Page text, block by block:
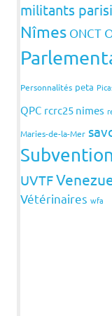
militants
Nîmes ONCT
Personnalités peta
QPC rcrc25 nimes
Maries-de-la-Mer
UVTF
Vétérinaires wfa